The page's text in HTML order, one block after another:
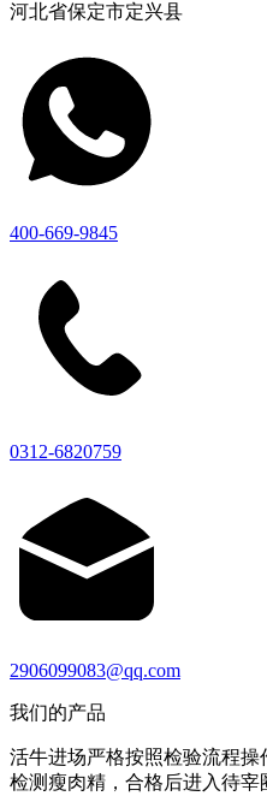
河北省保定市定兴县
400-669-9845
0312-6820759
2906099083@qq.com
我们的产品
活牛进场严格按照检验流程
检测瘦肉精，合格后进入待